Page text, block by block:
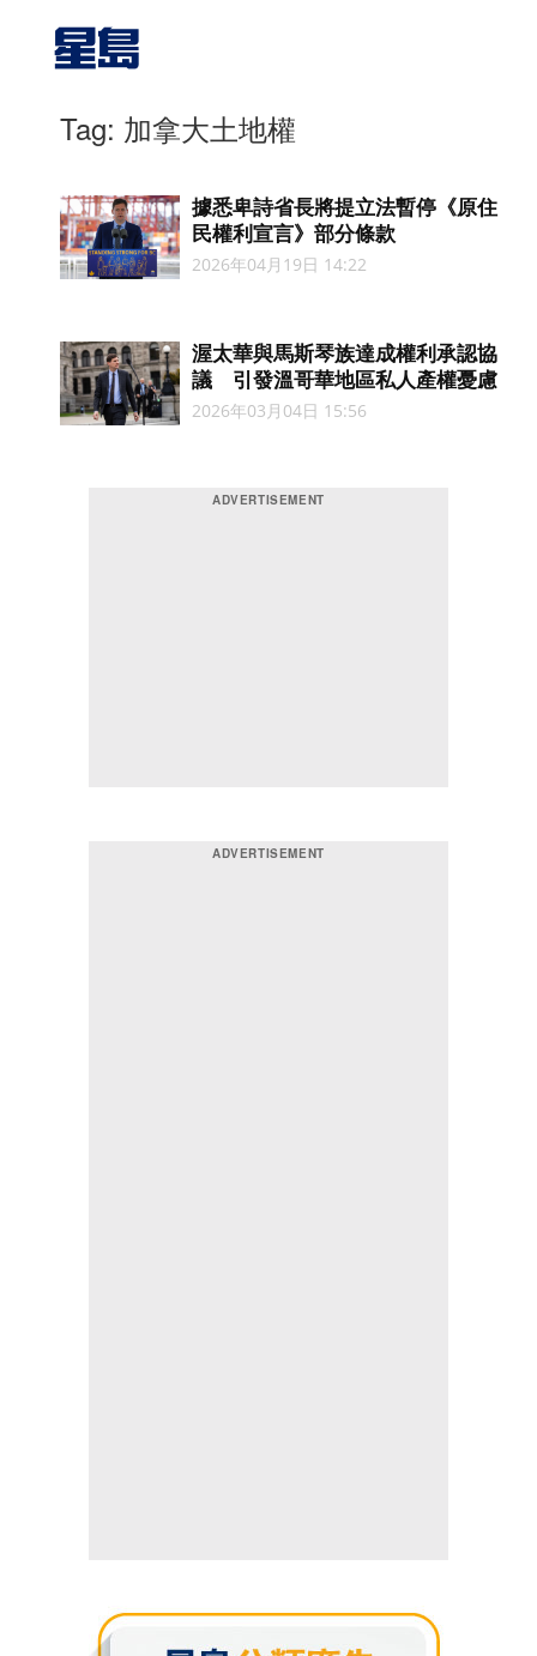
Tag: 加拿大土地權
據悉卑詩省長將提立法暫停《原住
民權利宣言》部分條款
2026年04月19日 14:22
渥太華與馬斯琴族達成權利承認協
議 引發溫哥華地區私人產權憂慮
2026年03月04日 15:56